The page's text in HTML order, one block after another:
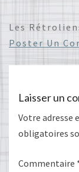
Les
Poster Un
Laisser un
Votre adresse
obligatoires
Commentaire